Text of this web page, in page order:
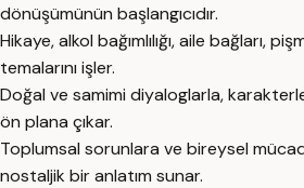
dönüşümünün başlangıcıdır.
Hikaye, alkol bağımlılığı, aile bağları,
temalarını işler.
Doğal ve samimi diyaloglarla,
ön plana çıkar.
Toplumsal sorunlara ve bireysel
nostaljik bir anlatım sunar.